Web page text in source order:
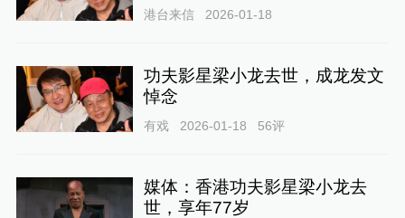
港台来信 2026-01-18
功夫影星梁小龙去世，成龙发文
悼念
有戏 2026-01-18 56评
媒体：香港功夫影星梁小龙去
世，享年77岁